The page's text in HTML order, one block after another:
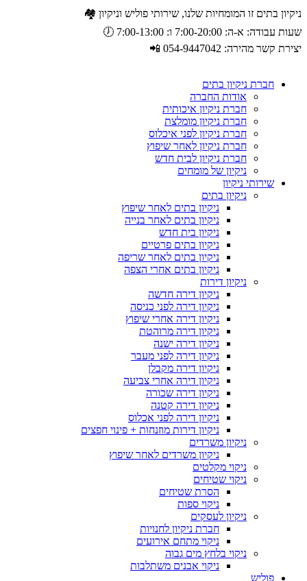
ניקיון בתים זו המומחיות שלנו, שירותי פוליש וניקיון 🏘️
שעות עבודה: א-ה: 7:00-20:00 ו: 7:00-13:00 🕖
יצירת קשר מהירה: 054-9447042 📲
חברת ניקיון בתים
אודות החברה
חברת ניקיון איכותית
חברת ניקיון מומלצת
חברת ניקיון לפני איכלוס
חברת ניקיון לאחר שיפוץ
חברת ניקיון לבית חדש
ניקיון של מומחים
שירותי ניקיון
ניקיון בתים
ניקיון בתים לאחר שיפוץ
ניקיון בתים לאחר בנייה
ניקיון בית חדש
ניקיון בתים פרטיים
ניקיון בתים לאחר שריפה
ניקיון בתים אחרי הצפה
ניקיון דירות
ניקיון דירה חדשה
ניקיון דירה לפני כניסה
ניקיון דירה אחרי שיפוץ
ניקיון דירה מרוהטת
ניקיון דירה ישנה
ניקיון דירה לפני מעבר
ניקיון דירה מקבלן
ניקיון דירה אחרי צביעה
ניקיון דירה שכורה
ניקיון דירה קטנה
ניקיון דירה לפני אכלוס
ניקיון דירות מוזנחות + פינוי חפצים
ניקיון משרדים
ניקיון משרדים לאחר שיפוץ
ניקוי מקלטים
ניקוי שטיחים
הסרת שטיחים
ניקוי ספות
ניקיון לעסקים
חברת ניקיון לחנויות
ניקוי מתחם אירועים
ניקוי בלחץ מים גבוה
ניקוי אבנים משתלבות
פוליש